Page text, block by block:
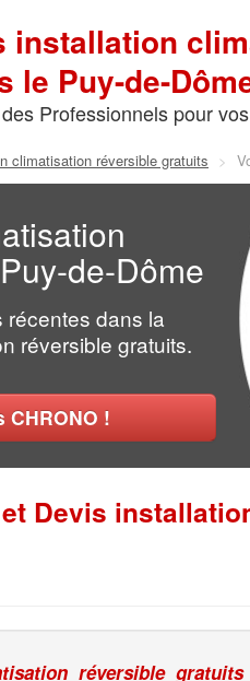
installation
le Puy-de-
Professionnels pour
climatisation réversible gratuits >
de-Dôme
dans la
réversible gratuits.
CHRONO !
Devis
réversible